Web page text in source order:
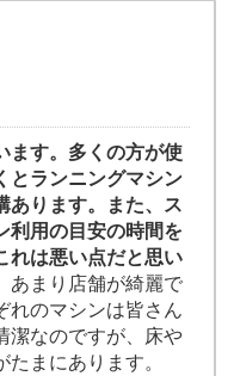
ます。多くの方が使
とランニングマシン
あります。また、ス
利用の目安の時間を
れは悪い点だと思い
あまり店舗が綺麗で
れのマシンは皆さん
潔なのですが、床や
まにあります。